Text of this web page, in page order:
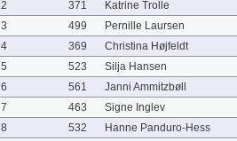
2
371
Katrine Trolle
3
499
Pernille Laursen
4
369
Christina Højfeldt
5
523
Silja Hansen
6
561
Janni Ammitzbøll
7
463
Signe Inglev
8
532
Hanne Panduro-Hess